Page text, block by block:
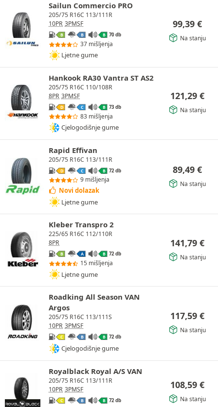
Sailun Commercio PRO
205/75 R16C 113/111R
10PR 3PMSF
B B B 70 db
37 mišljenja
Ljetne gume
99,39 €
Na stanju
Hankook RA30 Vantra ST AS2
205/75 R16C 110/108R
8PR 3PMSF
D C B 73 db
83 mišljenja
Cjelogodišnje gume
121,29 €
Na stanju
Rapid Effivan
205/75 R16C 113/111R
D C B 72 db
9 mišljenja
Novi dolazak
Ljetne gume
89,49 €
Na stanju
Kleber Transpro 2
225/65 R16C 112/110R
8PR
B A B 72 db
15 mišljenja
Ljetne gume
141,79 €
Na stanju
Roadking All Season VAN
Argos
205/75 R16C 113/111S
10PR 3PMSF
C B B 72 db
Cjelogodišnje gume
117,59 €
Na stanju
Royalblack Royal A/S VAN
205/75 R16C 113/111R
10PR 3PMSF
C B B 72 db
108,59 €
Na stanju